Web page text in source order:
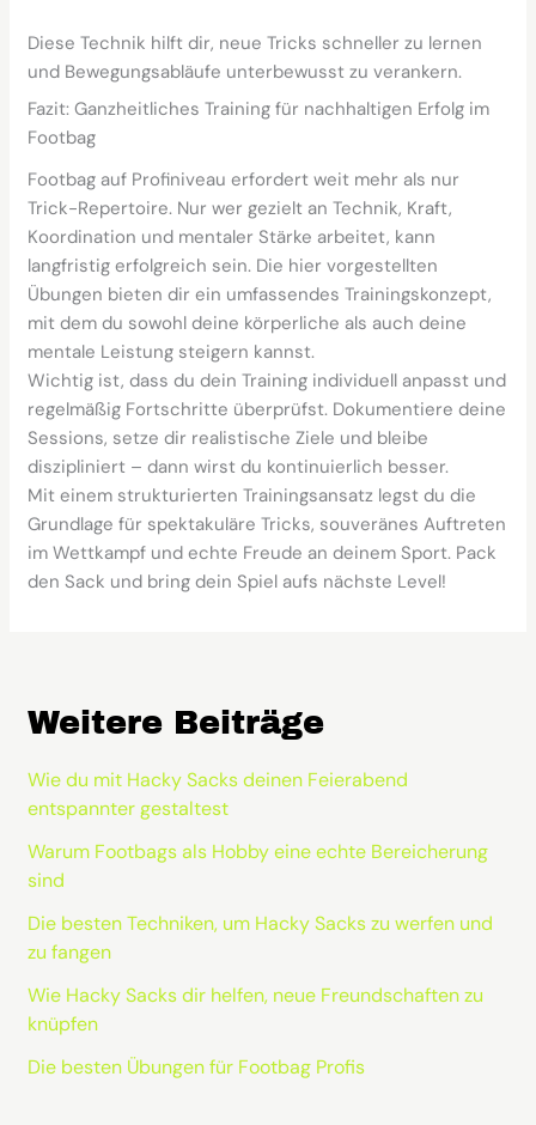
Diese Technik hilft dir, neue Tricks schneller zu lernen
und Bewegungsabläufe unterbewusst zu verankern.
Fazit: Ganzheitliches Training für nachhaltigen Erfolg im
Footbag
Footbag auf Profiniveau erfordert weit mehr als nur
Trick-Repertoire. Nur wer gezielt an Technik, Kraft,
Koordination und mentaler Stärke arbeitet, kann
langfristig erfolgreich sein. Die hier vorgestellten
Übungen bieten dir ein umfassendes Trainingskonzept,
mit dem du sowohl deine körperliche als auch deine
mentale Leistung steigern kannst.
Wichtig ist, dass du dein Training individuell anpasst und
regelmäßig Fortschritte überprüfst. Dokumentiere deine
Sessions, setze dir realistische Ziele und bleibe
diszipliniert – dann wirst du kontinuierlich besser.
Mit einem strukturierten Trainingsansatz legst du die
Grundlage für spektakuläre Tricks, souveränes Auftreten
im Wettkampf und echte Freude an deinem Sport. Pack
den Sack und bring dein Spiel aufs nächste Level!
Weitere Beiträge
Wie du mit Hacky Sacks deinen Feierabend
entspannter gestaltest
Warum Footbags als Hobby eine echte Bereicherung
sind
Die besten Techniken, um Hacky Sacks zu werfen und
zu fangen
Wie Hacky Sacks dir helfen, neue Freundschaften zu
knüpfen
Die besten Übungen für Footbag Profis